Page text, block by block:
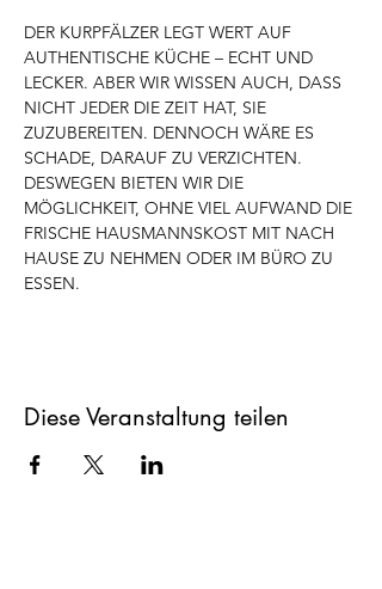
DER KURPFÄLZER LEGT WERT AUF
AUTHENTISCHE KÜCHE – ECHT UND
LECKER. ABER WIR WISSEN AUCH, DASS
NICHT JEDER DIE ZEIT HAT, SIE
ZUZUBEREITEN. DENNOCH WÄRE ES
SCHADE, DARAUF ZU VERZICHTEN.
DESWEGEN BIETEN WIR DIE
MÖGLICHKEIT, OHNE VIEL AUFWAND DIE
FRISCHE HAUSMANNSKOST MIT NACH
HAUSE ZU NEHMEN ODER IM BÜRO ZU
ESSEN.
Diese Veranstaltung teilen